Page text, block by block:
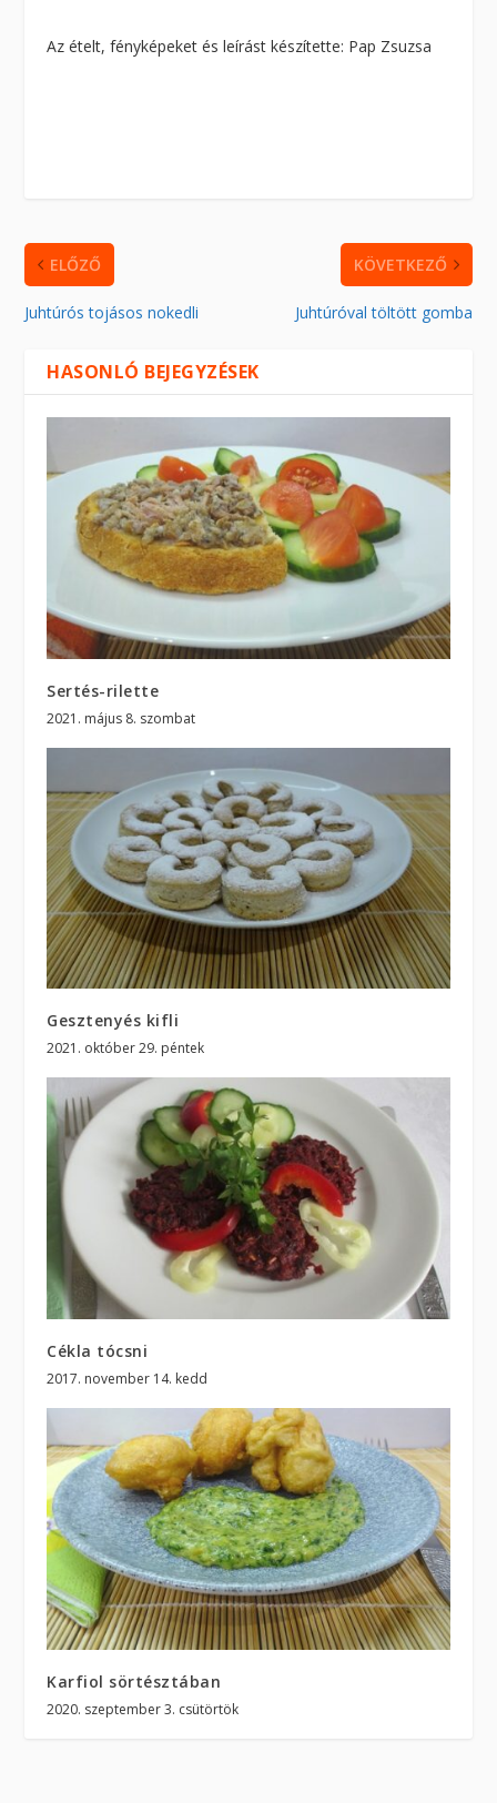
Az ételt, fényképeket és leírást készítette: Pap Zsuzsa
ELŐZŐ
Juhtúrós tojásos nokedli
KÖVETKEZŐ
Juhtúróval töltött gomba
HASONLÓ BEJEGYZÉSEK
Sertés-rilette
2021. május 8. szombat
Gesztenyés kifli
2021. október 29. péntek
Cékla tócsni
2017. november 14. kedd
Karfiol sörtésztában
2020. szeptember 3. csütörtök